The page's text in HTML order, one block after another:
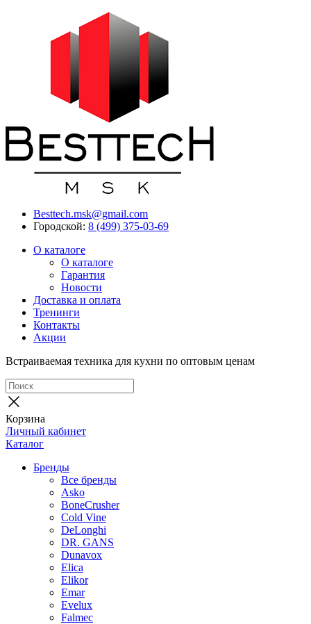
Besttech.msk@gmail.com
Городской: 8 (499) 375-03-69
О каталоге
О каталоге
Гарантия
Новости
Доставка и оплата
Тренинги
Контакты
Акции
Встраиваемая техника для кухни по оптовым ценам
Корзина
Личный кабинет
Каталог
Бренды
Все бренды
Asko
BoneCrusher
Cold Vine
DeLonghi
DR. GANS
Dunavox
Elica
Elikor
Emar
Evelux
Falmec